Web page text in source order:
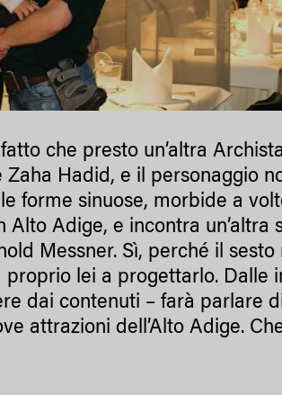
che presto un’altra
Zaha Hadid, e il personaggio
forme sinuose, morbide a
Alto Adige, e incontra
Messner. Sì, perché il
proprio lei a progettarlo. Dalle
dai contenuti – farà parlare
attrazioni dell’Alto Adige.